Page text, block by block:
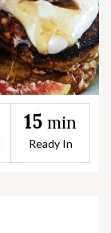
15 min
Ready In